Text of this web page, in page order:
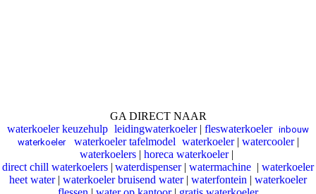
GA DIRECT NAAR
waterkoeler keuzehulp leidingwaterkoeler| fleswaterkoeler| inbouw
waterkoeler
waterkoeler tafelmodel waterkoeler| watercooler|
waterkoelers | horeca waterkoeler|
direct chill waterkoelers | waterdispenser| watermachine | waterkoeler
heet water| waterkoeler bruisend water| waterfontein | waterkoeler